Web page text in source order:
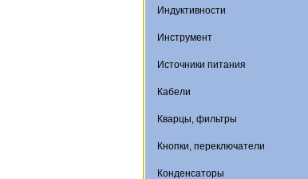
Индуктивности
Инструмент
Источники питания
Кабели
Кварцы, фильтры
Кнопки, переключатели
Конденсаторы